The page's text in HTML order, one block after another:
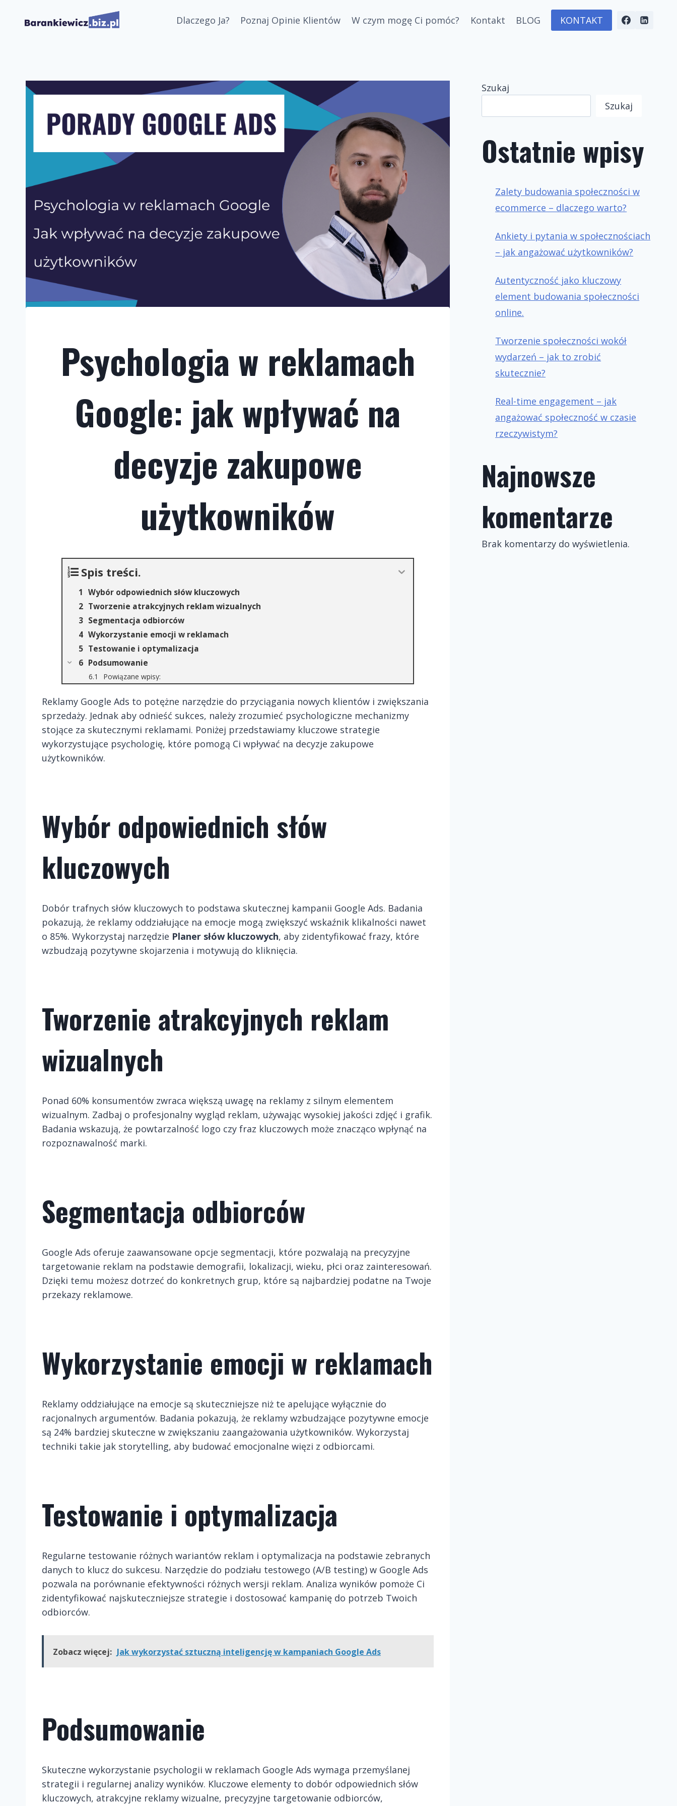
Dlaczego Ja? Poznaj Opinie Klientów W czym mogę Ci pomóc? Kontakt BLOG KONTAKT
Psychologia w reklamach
Google: jak wpływać na
decyzje zakupowe
użytkowników
Spis treści.
Wybór odpowiednich słów kluczowych
Tworzenie atrakcyjnych reklam wizualnych
Segmentacja odbiorców
Wykorzystanie emocji w reklamach
Testowanie i optymalizacja
Podsumowanie
Powiązane wpisy:
Reklamy Google Ads to potężne narzędzie do przyciągania nowych klientów i zwiększania
sprzedaży. Jednak aby odnieść sukces, należy zrozumieć psychologiczne mechanizmy
stojące za skutecznymi reklamami. Poniżej przedstawiamy kluczowe strategie
wykorzystujące psychologię, które pomogą Ci wpływać na decyzje zakupowe
użytkowników.
Wybór odpowiednich słów
kluczowych
Dobór trafnych słów kluczowych to podstawa skutecznej kampanii Google Ads. Badania
pokazują, że reklamy oddziałujące na emocje mogą zwiększyć wskaźnik klikalności nawet
o 85%. Wykorzystaj narzędzie Planer słów kluczowych, aby zidentyfikować frazy, które
wzbudzają pozytywne skojarzenia i motywują do kliknięcia.
Tworzenie atrakcyjnych reklam
wizualnych
Ponad 60% konsumentów zwraca większą uwagę na reklamy z silnym elementem
wizualnym. Zadbaj o profesjonalny wygląd reklam, używając wysokiej jakości zdjęć i grafik.
Badania wskazują, że powtarzalność logo czy fraz kluczowych może znacząco wpłynąć na
rozpoznawalność marki.
Segmentacja odbiorców
Google Ads oferuje zaawansowane opcje segmentacji, które pozwalają na precyzyjne
targetowanie reklam na podstawie demografii, lokalizacji, wieku, płci oraz zainteresowań.
Dzięki temu możesz dotrzeć do konkretnych grup, które są najbardziej podatne na Twoje
przekazy reklamowe.
Wykorzystanie emocji w reklamach
Reklamy oddziałujące na emocje są skuteczniejsze niż te apelujące wyłącznie do
racjonalnych argumentów. Badania pokazują, że reklamy wzbudzające pozytywne emocje
są 24% bardziej skuteczne w zwiększaniu zaangażowania użytkowników. Wykorzystaj
techniki takie jak storytelling, aby budować emocjonalne więzi z odbiorcami.
Testowanie i optymalizacja
Regularne testowanie różnych wariantów reklam i optymalizacja na podstawie zebranych
danych to klucz do sukcesu. Narzędzie do podziału testowego (A/B testing) w Google Ads
pozwala na porównanie efektywności różnych wersji reklam. Analiza wyników pomoże Ci
zidentyfikować najskuteczniejsze strategie i dostosować kampanię do potrzeb Twoich
odbiorców.
Zobacz więcej: Jak wykorzystać sztuczną inteligencję w kampaniach Google Ads
Podsumowanie
Skuteczne wykorzystanie psychologii w reklamach Google Ads wymaga przemyślanej
strategii i regularnej analizy wyników. Kluczowe elementy to dobór odpowiednich słów
kluczowych, atrakcyjne reklamy wizualne, precyzyjne targetowanie odbiorców,
Szukaj
Szukaj
Ostatnie wpisy
Zalety budowania społeczności w
ecommerce – dlaczego warto?
Ankiety i pytania w społecznościach
– jak angażować użytkowników?
Autentyczność jako kluczowy
element budowania społeczności
online.
Tworzenie społeczności wokół
wydarzeń – jak to zrobić
skutecznie?
Real-time engagement – jak
angażować społeczność w czasie
rzeczywistym?
Najnowsze
komentarze
Brak komentarzy do wyświetlenia.